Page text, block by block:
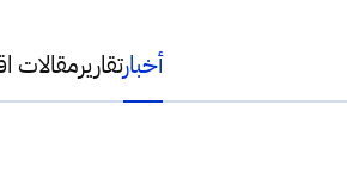
أخبارتقاريرمقالات